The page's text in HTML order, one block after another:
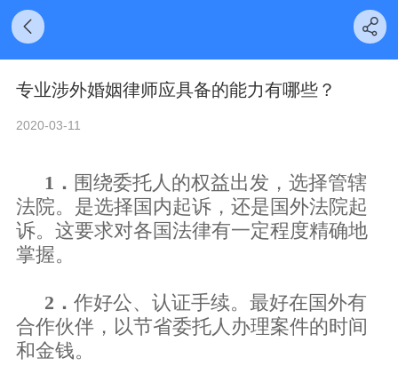
专业涉外婚姻律师应具备的能力有哪些？
2020-03-11
1． 围绕委托人的权益出发，选择管辖
法院。是选择国内起诉，还是国外法院起
诉。这要求对各国法律有一定程度精确地
掌握。
2．作好公、认证手续。最好在国外有
合作伙伴，以节省委托人办理案件的时间
和金钱。